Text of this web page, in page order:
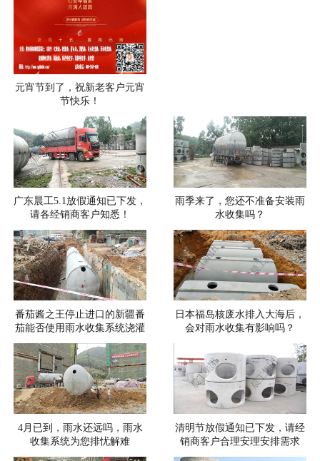
元宵节到了，祝新老客户元宵
节快乐！
广东晨工5.1放假通知已下发，
请各经销商客户知悉！
雨季来了，您还不准备安装雨
水收集吗？
番茄酱之王停止进口的新疆番
茄能否使用雨水收集系统浇灌
日本福岛核废水排入大海后，
会对雨水收集有影响吗？
4月已到，雨水还远吗，雨水
收集系统为您排忧解难
清明节放假通知已下发，请经
销商客户合理安理安排需求